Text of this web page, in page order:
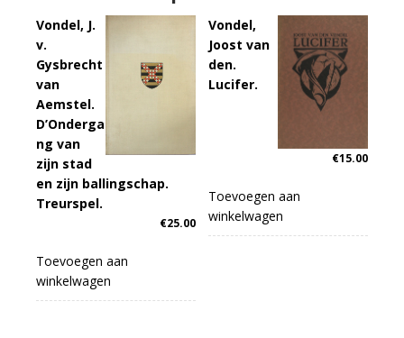
Vondel, J.
v.
Gysbrecht
van
Aemstel.
D’Onderga
ng van
zijn stad
en zijn ballingschap.
Treurspel.
€25.00
Toevoegen aan
winkelwagen
Vondel,
Joost van
den.
Lucifer.
€15.00
Toevoegen aan
winkelwagen